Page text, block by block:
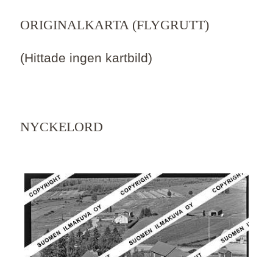
ORIGINALKARTA (FLYGRUTT)
(Hittade ingen kartbild)
NYCKELORD